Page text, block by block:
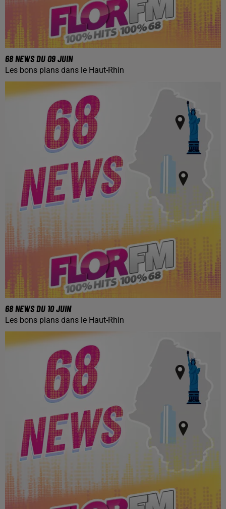
68 NEWS DU 09 JUIN
Les bons plans dans le Haut-Rhin
68 NEWS DU 10 JUIN
Les bons plans dans le Haut-Rhin